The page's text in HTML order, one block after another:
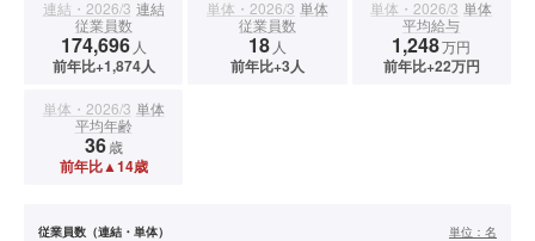
連結・2026/3 連結
従業員数
174,696 人
前年比+1,874人
単体・2026/3 単体
従業員数
18 人
前年比+3人
単体・2026/3 単体
平均給与
1,248万円
前年比+22万円
単体・2026/3 単体
平均年齢
36歳
前年比▲14歳
従業員数（連結・単体） 単位： 名